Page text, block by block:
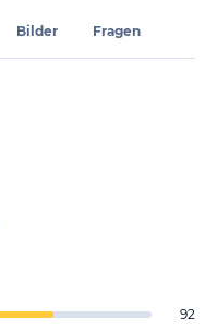
Bilder Fragen
92